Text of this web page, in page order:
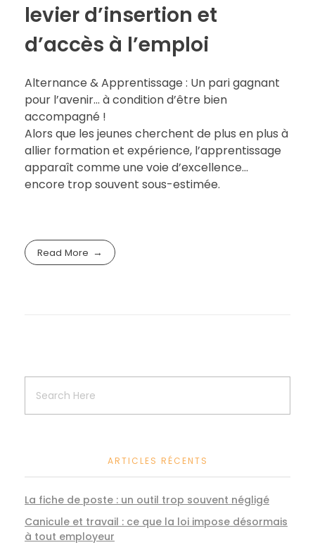
levier d’insertion et
d’accès à l’emploi
Alternance & Apprentissage : Un pari gagnant
pour l’avenir… à condition d’être bien
accompagné !
Alors que les jeunes cherchent de plus en plus à
allier formation et expérience, l’apprentissage
apparaît comme une voie d’excellence…
encore trop souvent sous-estimée.
Read More
ARTICLES RÉCENTS
La fiche de poste : un outil trop souvent négligé
Canicule et travail : ce que la loi impose désormais
à tout employeur